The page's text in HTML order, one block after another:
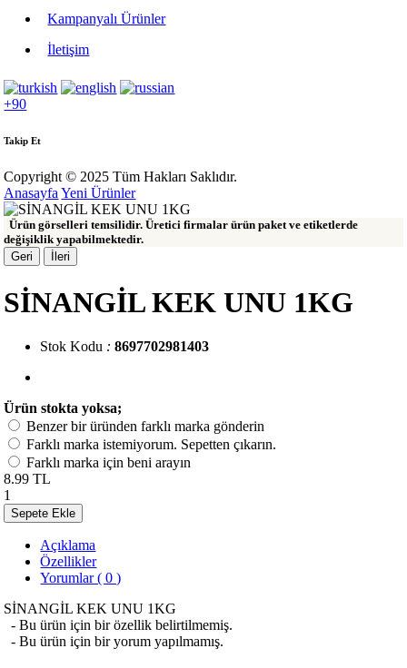
Kampanyalı Ürünler
İletişim
+90
Takip Et
Copyright © 2025 Tüm Hakları Saklıdır.
Anasayfa Yeni Ürünler
Ürün görselleri temsilidir. Üretici firmalar ürün paket ve etiketlerde
değişiklik yapabilmektedir.
Geri
İleri
SİNANGİL KEK UNU 1KG
Stok Kodu : 8697702981403
Ürün stokta yoksa;
Benzer bir üründen farklı marka gönderin
Farklı marka istemiyorum. Sepetten çıkarın.
Farklı marka için beni arayın
8.99 TL
1
Sepete Ekle
Açıklama
Özellikler
Yorumlar ( 0 )
SİNANGİL KEK UNU 1KG
- Bu ürün için bir özellik belirtilmemiş.
- Bu ürün için bir yorum yapılmamış.